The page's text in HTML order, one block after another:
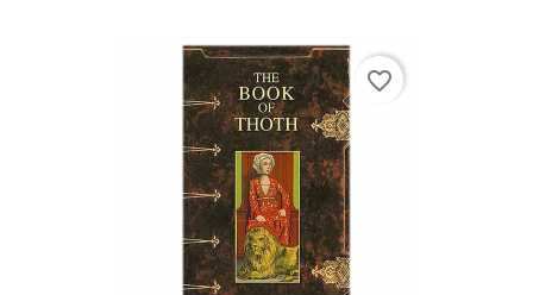
favorite_border